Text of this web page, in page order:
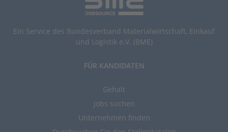
Ein Service des Bundesverband Materialwirtschaft, Einkauf
und Logistik e.V. (BME)
FÜR KANDIDATEN
Gehalt
Jobs suchen
Unternehmen finden